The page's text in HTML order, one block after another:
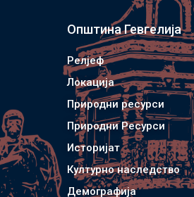
Општина Гевгелија
Релјеф
Локација
Природни ресурси
Природни Ресурси
Историјат
Културно наследство
Демографија